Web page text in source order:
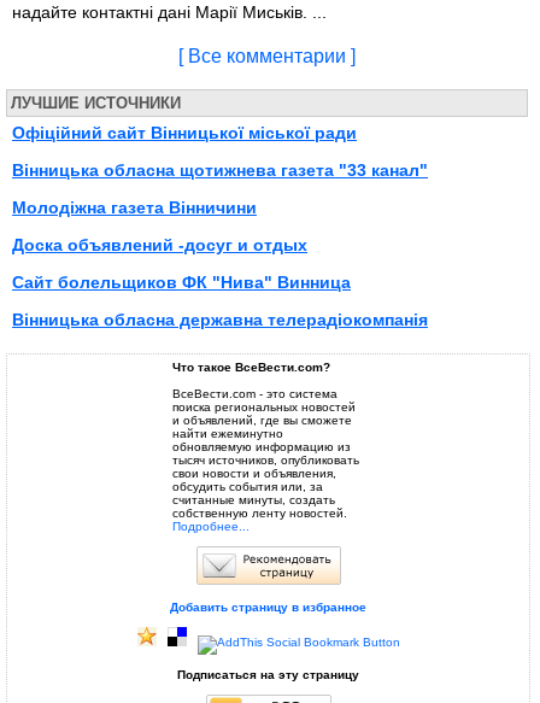
надайте контактні дані Марії Миськів. ...
[ Все комментарии ]
ЛУЧШИЕ ИСТОЧНИКИ
Офіційний сайт Вінницької міської ради
Вінницька обласна щотижнева газета "33 канал"
Молодіжна газета Вінничини
Доска объявлений -досуг и отдых
Сайт болельщиков ФК "Нива" Винница
Вінницька обласна державна телерадіокомпанія
Что такое ВсеВести.com?
ВсеВести.com - это система
поиска региональных новостей
и объявлений, где вы сможете
найти ежеминутно
обновляемую информацию из
тысяч источников, опубликовать
свои новости и объявления,
обсудить события или, за
считанные минуты, создать
собственную ленту новостей.
Подробнее...
Добавить страницу в избранное
Подписаться на эту страницу